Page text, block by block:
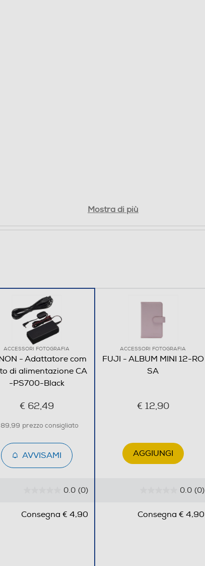
Mostra di più
ACCESSORI FOTOGRAFIA
- Adattatore com
di alimentazione CA
-PS700-Black
€ 62,49
prezzo consigliato
AVVISAMI
ACCESSORI FOTOGRAFIA
FUJI - ALBUM MINI 12-RO
SA
€ 12,90
AGGIUNGI
0.0 (0) 0.0 (0)
Consegna € 4,90 Consegna € 4,90